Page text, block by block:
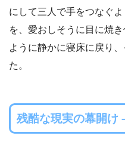
にして三人で手をつなぐ
を、愛おしそうに目に焼
ように静かに寝床に戻り
た。
残酷な現実の幕開け